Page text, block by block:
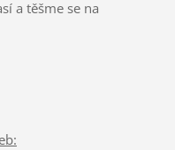
a těšme se na